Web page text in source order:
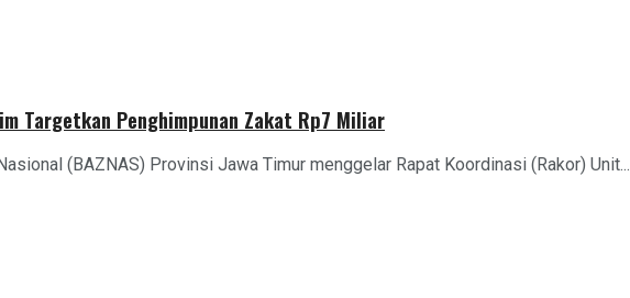
Targetkan Penghimpunan Zakat Rp7 Miliar
(BAZNAS) Provinsi Jawa Timur menggelar Rapat Koordinasi (Rakor) Unit...